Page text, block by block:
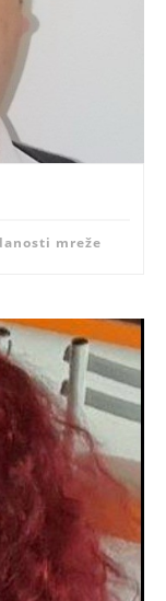
mreže